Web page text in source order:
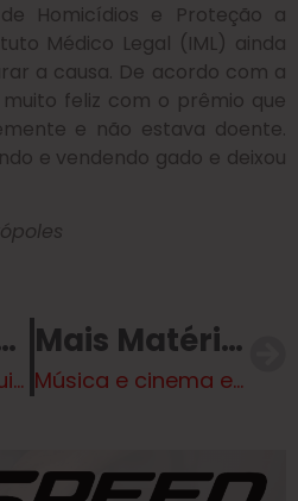
Homicídios e Proteção a
Médico Legal (IML) ainda
a causa. De acordo com a
feliz com o prêmio que
e não estava doente.
e vendendo gado e deixou
Termina nesta quinta-feira o prazo para justificar ausência no primeiro turno das Eleições 2024
Mais Matérias
Música e cinema encantam Três Lagoas na Apresentação “Luz, Câmera e Música”